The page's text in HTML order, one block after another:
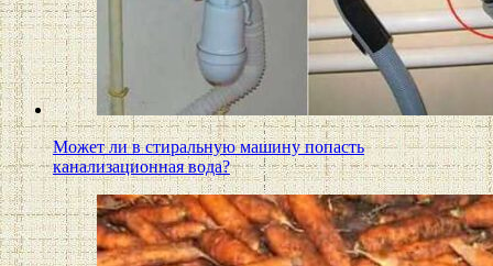
Может ли в стиральную машину попасть
канализационная вода?